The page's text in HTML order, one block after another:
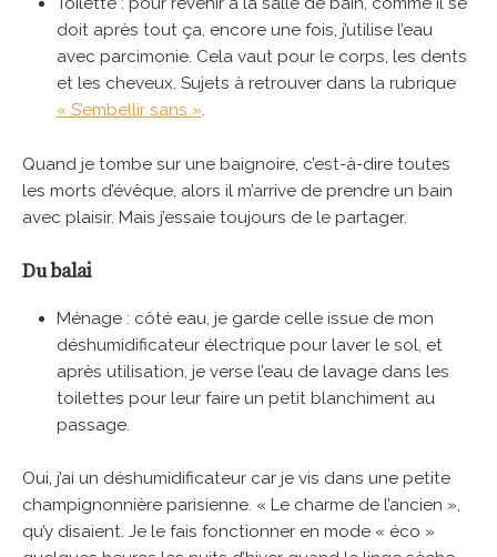
doit après tout ça, encore une fois, j’utilise l’eau
avec parcimonie. Cela vaut pour le corps, les dents
et les cheveux. Sujets à retrouver dans la rubrique
« S’embellir sans ».
Quand je tombe sur une baignoire, c’est-à-dire toutes
les morts d’évêque, alors il m’arrive de prendre un bain
avec plaisir. Mais j’essaie toujours de le partager.
Du balai
Ménage : côté eau, je garde celle issue de mon
déshumidificateur électrique pour laver le sol, et
après utilisation, je verse l’eau de lavage dans les
toilettes pour leur faire un petit blanchiment au
passage.
Oui, j’ai un déshumidificateur car je vis dans une petite
champignonnière parisienne. « Le charme de l’ancien »,
qu’y disaient. Je le fais fonctionner en mode « éco »